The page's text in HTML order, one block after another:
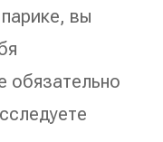
вы
обязательно